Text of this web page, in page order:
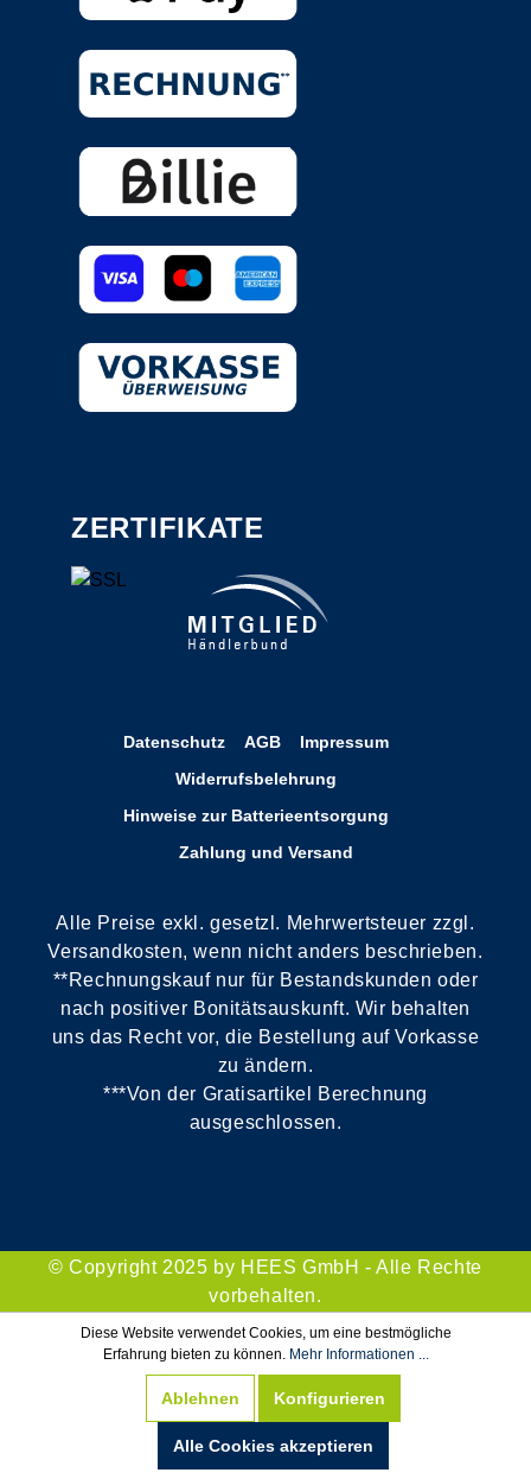
ZERTIFIKATE
Datenschutz AGB
Impressum
Widerrufsbelehrung
Hinweise zur Batterieentsorgung
Zahlung und Versand
Alle Preise exkl. gesetzl. Mehrwertsteuer zzgl.
Versandkosten, wenn nicht anders beschrieben.
**Rechnungskauf nur für Bestandskunden oder
nach positiver Bonitätsauskunft. Wir behalten
uns das Recht vor, die Bestellung auf Vorkasse
zu ändern.
***Von der Gratisartikel Berechnung
ausgeschlossen.
© Copyright 2025 by HEES GmbH - Alle Rechte
vorbehalten.
Diese Website verwendet Cookies, um eine bestmögliche
Erfahrung bieten zu können. Mehr Informationen ...
Ablehnen Konfigurieren
Alle Cookies akzeptieren